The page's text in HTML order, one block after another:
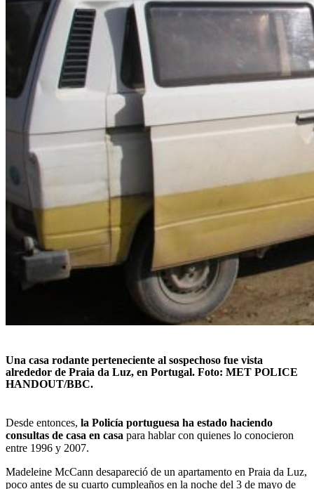
Una casa rodante perteneciente al sospechoso fue vista
alrededor de Praia da Luz, en Portugal. Foto: MET POLICE
HANDOUT/BBC.
Desde entonces, la Policía portuguesa ha estado haciendo
consultas de casa en casa para hablar con quienes lo conocieron
entre 1996 y 2007.
Madeleine McCann desapareció de un apartamento en Praia da Luz,
poco antes de su cuarto cumpleaños en la noche del 3 de mayo de